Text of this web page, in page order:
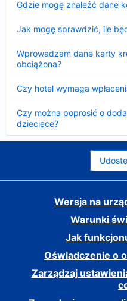
Gdzie mogę znaleźć dane
Jak mogę sprawdzić, ile
Wprowadzam dane karty
obciążona?
Czy hotel wymaga
Czy można poprosić o
dziecięce?
Wersja na
Warunki
Jak
Oświadczenie o
Zarządzaj